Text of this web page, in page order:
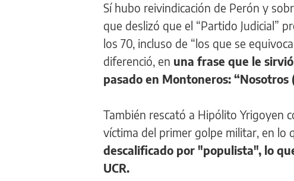
Sí hubo reivindicación de Perón y
que deslizó que el “Partido Judicial”
los 70, incluso de “los que se
diferenció, en una frase que le
pasado en Montoneros:
También rescató a Hipólito Yrigoyen
víctima del primer golpe militar, en lo
descalificado por "populista", lo
UCR.